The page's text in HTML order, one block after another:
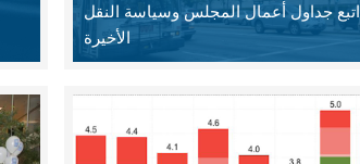
اتبع جداول أعمال المجلس وسياسة النقل
الأخيرة